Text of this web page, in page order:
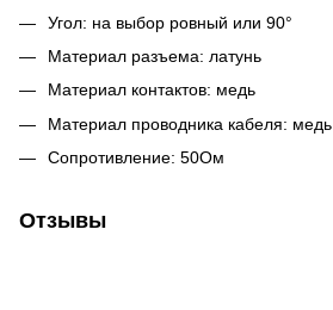
Угол: на выбор ровный или 90°
Материал разъема: латунь
Материал контактов: медь
Материал проводника кабеля: медь
Сопротивление: 50Ом
Отзывы